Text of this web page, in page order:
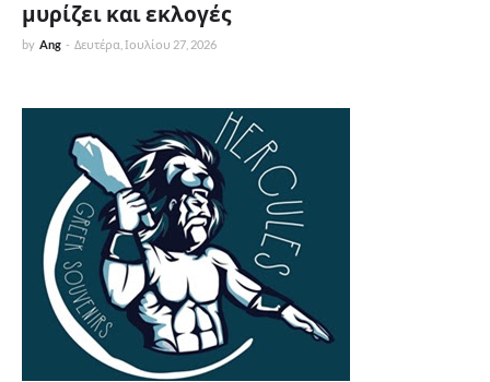
μυρίζει και εκλογές
by Ang - Δευτέρα, Ιουλίου 27, 2026